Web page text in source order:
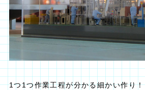
1つ1つ作業工程が分かる細かい作り！